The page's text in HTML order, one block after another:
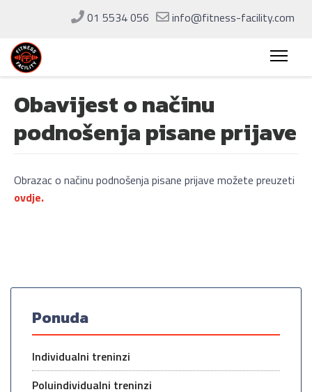
01 5534 056 info@fitness-facility.com
Obavijest o načinu
podnošenja pisane prijave
Obrazac o načinu podnošenja pisane prijave možete preuzeti
ovdje.
Ponuda
Individualni treninzi
Poluindividualni treninzi